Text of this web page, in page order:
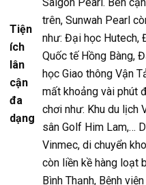
Tiện
ích
lân
cận
đa
dạng
trên, Sunwah Pearl
như: Đại học Hutech,
Quốc tế Hồng Bàng,
học Giao thông Vận
mất khoảng vài phút
chơi như: Khu du lịch
sân Golf Him Lam,…
Vinmec, di chuyển
còn liền kề hàng loạt
Bình Thạnh, Bệnh